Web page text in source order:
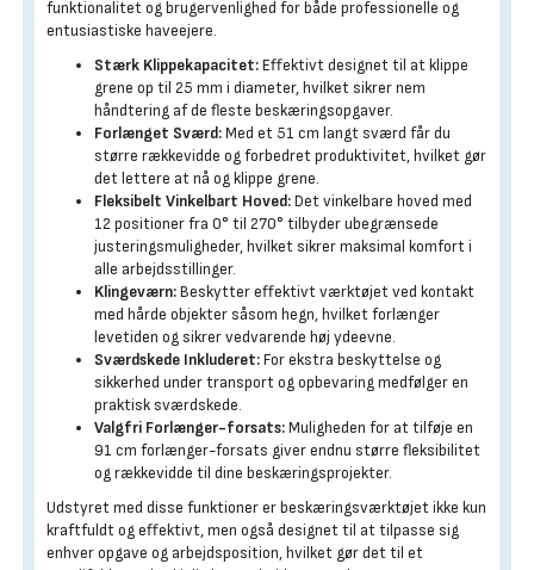
funktionalitet og brugervenlighed for både professionelle og
entusiastiske haveejere.
Stærk Klippekapacitet:Effektivt designet til at klippe
grene op til 25 mm i diameter, hvilket sikrer nem
håndtering af de fleste beskæringsopgaver.
Forlænget Sværd:Med et 51 cm langt sværd får du
større rækkevidde og forbedret produktivitet, hvilket gør
det lettere at nå og klippe grene.
Fleksibelt Vinkelbart Hoved:Det vinkelbare hoved med
12 positioner fra 0° til 270° tilbyder ubegrænsede
justeringsmuligheder, hvilket sikrer maksimal komfort i
alle arbejdsstillinger.
Klingeværn:Beskytter effektivt værktøjet ved kontakt
med hårde objekter såsom hegn, hvilket forlænger
levetiden og sikrer vedvarende høj ydeevne.
Sværdskede Inkluderet:For ekstra beskyttelse og
sikkerhed under transport og opbevaring medfølger en
praktisk sværdskede.
Valgfri Forlænger-forsats:Muligheden for at tilføje en
91 cm forlænger-forsats giver endnu større fleksibilitet
og rækkevidde til dine beskæringsprojekter.
Udstyret med disse funktioner er beskæringsværktøjet ikke kun
kraftfuldt og effektivt, men også designet til at tilpasse sig
enhver opgave og arbejdsposition, hvilket gør det til et